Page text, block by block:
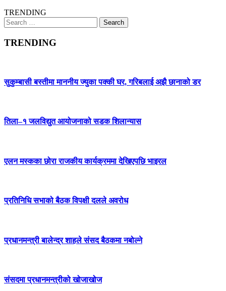
TRENDING
Search
for:
TRENDING
सुकुम्बासी बस्तीमा माननीय ज्युका पक्की घर, गरिबलाई अझै छानाको डर
तिला–१ जलविद्युत आयोजनाको सडक शिलान्यास
एलन मस्कका छोरा राजकीय कार्यक्रममा देखिएपछि भाइरल
प्रतिनिधि सभाको बैठक विपक्षी दलले अवरोध
प्रधानमन्त्री बालेन्द्र शाहले संसद बैठकमा नबोल्ने
संसदमा प्रधानमन्त्रीको खोजाखोज